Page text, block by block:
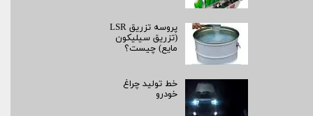
پروسه تزریق LSR
(تزریق سیلیکون
مایع) چیست؟
خط تولید چراغ
خودرو